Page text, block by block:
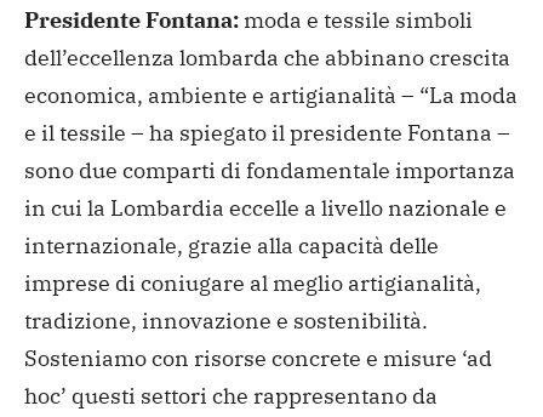
Presidente Fontana: moda e tessile simboli
dell’eccellenza lombarda che abbinano crescita
economica, ambiente e artigianalità – “La moda
e il tessile – ha spiegato il presidente Fontana –
sono due comparti di fondamentale importanza
in cui la Lombardia eccelle a livello nazionale e
internazionale, grazie alla capacità delle
imprese di coniugare al meglio artigianalità,
tradizione, innovazione e sostenibilità.
Sosteniamo con risorse concrete e misure ‘ad
hoc’ questi settori che rappresentano da